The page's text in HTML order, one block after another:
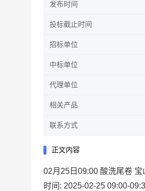
发布时间
投标截止时间
招标单位
中标单位
代理单位
相关产品
联系方式
正文内容
02月25日09:00 酸洗尾卷 宝
时间: 2025-02-25 09:00-